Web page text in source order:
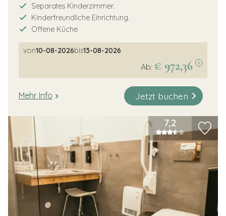
Separates Kinderzimmer.
Kinderfreundliche Einrichtung.
Offene Küche
von10-08-2026bis13-08-2026
Ab: € 972,36 i
Mehr Info Jetzt buchen
7,2